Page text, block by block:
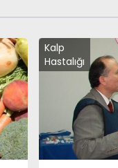
Kalp
Hastalığı